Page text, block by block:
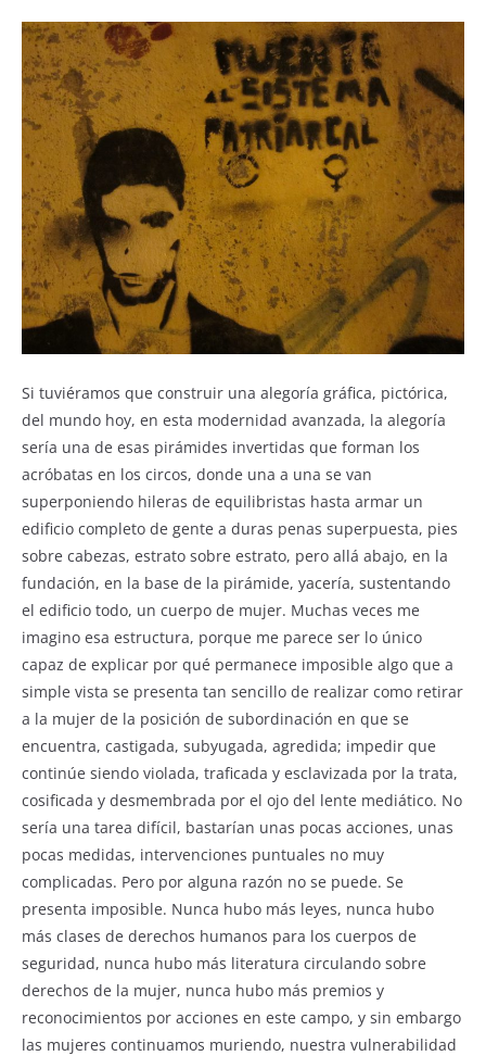
Si tuviéramos que construir una alegoría gráfica, pictórica,
del mundo hoy, en esta modernidad avanzada, la alegoría
sería una de esas pirámides invertidas que forman los
acróbatas en los circos, donde una a una se van
superponiendo hileras de equilibristas hasta armar un
edificio completo de gente a duras penas superpuesta, pies
sobre cabezas, estrato sobre estrato, pero allá abajo, en la
fundación, en la base de la pirámide, yacería, sustentando
el edificio todo, un cuerpo de mujer. Muchas veces me
imagino esa estructura, porque me parece ser lo único
capaz de explicar por qué permanece imposible algo que a
simple vista se presenta tan sencillo de realizar como retirar
a la mujer de la posición de subordinación en que se
encuentra, castigada, subyugada, agredida; impedir que
continúe siendo violada, traficada y esclavizada por la trata,
cosificada y desmembrada por el ojo del lente mediático. No
sería una tarea difícil, bastarían unas pocas acciones, unas
pocas medidas, intervenciones puntuales no muy
complicadas. Pero por alguna razón no se puede. Se
presenta imposible. Nunca hubo más leyes, nunca hubo
más clases de derechos humanos para los cuerpos de
seguridad, nunca hubo más literatura circulando sobre
derechos de la mujer, nunca hubo más premios y
reconocimientos por acciones en este campo, y sin embargo
las mujeres continuamos muriendo, nuestra vulnerabilidad